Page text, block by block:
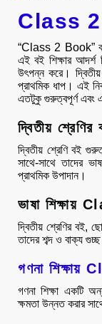
Class 2
“Class 2 Book”
এই বই শিক্ষার আদর্শ
উৎপন্ন করে। দ্বিতীয়
প্রাথমিক ধাপ। এই
এতটুকু গুরুত্বপূর্ণ এবং
দ্বিতীয় শ্রেণির
দ্বিতীয় শ্রেণি বই
সাথে-সাথে তাদের
প্রাথমিক উপাদান।
ভাষা শিক্ষায়
দ্বিতীয় শ্রেণির বই,
তাদের শব্দ ও বাক্য
গণনা শিক্ষায়
গণনা শিক্ষা একটি
ক্ষমতা উন্নত করার